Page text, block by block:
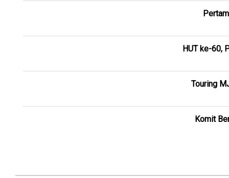
HUT ke-60,
Touring
Komit